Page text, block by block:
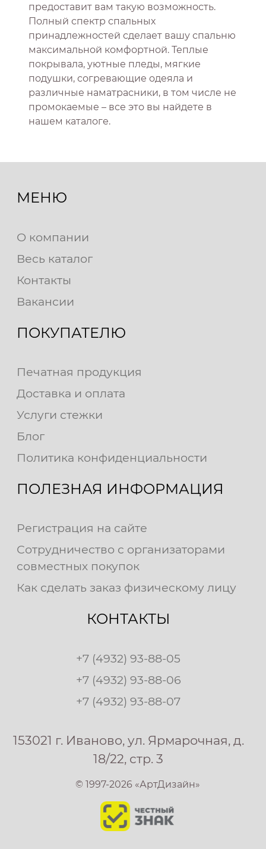
предоставит вам такую возможность.
Полный спектр спальных
принадлежностей сделает вашу спальню
максимальной комфортной. Теплые
покрывала, уютные пледы, мягкие
подушки, согревающие одеяла и
различные наматрасники, в том числе не
промокаемые – все это вы найдете в
нашем каталоге.
МЕНЮ
О компании
Весь каталог
Контакты
Вакансии
ПОКУПАТЕЛЮ
Печатная продукция
Доставка и оплата
Услуги стежки
Блог
Политика конфиденциальности
ПОЛЕЗНАЯ ИНФОРМАЦИЯ
Регистрация на сайте
Сотрудничество с организаторами
совместных покупок
Как сделать заказ физическому лицу
КОНТАКТЫ
+7 (4932) 93-88-05
+7 (4932) 93-88-06
+7 (4932) 93-88-07
153021 г. Иваново, ул. Ярмарочная, д.
18/22, стр. 3
© 1997-2026 «АртДизайн»